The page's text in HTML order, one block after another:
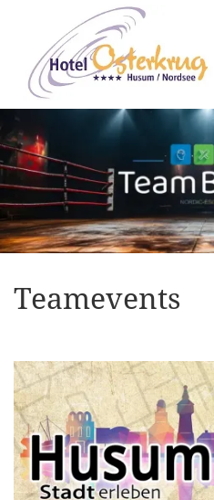
Teamevents